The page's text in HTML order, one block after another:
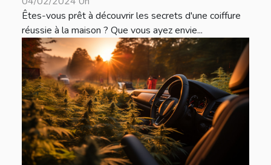
Êtes-vous prêt à découvrir les secrets d'une coiffure
réussie à la maison ? Que vous ayez envie...